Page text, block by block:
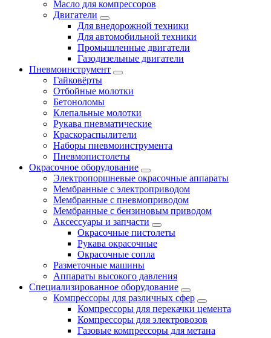
Масло для компрессоров
Двигатели
Для внедорожной техники
Для автомобильной техники
Промышленные двигатели
Газодизельные двигатели
Пневмоинструмент
Гайковёрты
Отбойные молотки
Бетоноломы
Клепальные молотки
Рукава пневматические
Краскораспылители
Наборы пневмоинструмента
Пневмопистолеты
Окрасочное оборудование
Электропоршневые окрасочные аппараты
Мембранные с электроприводом
Мембранные с пневмоприводом
Мембранные с бензиновым приводом
Аксессуары и запчасти
Окрасочные пистолеты
Рукава окрасочные
Окрасочные сопла
Разметочные машины
Аппараты высокого давления
Специализированное оборудование
Компрессоры для различных сфер
Компрессоры для перекачки цемента
Компрессоры для электровозов
Газовые компрессоры для метана